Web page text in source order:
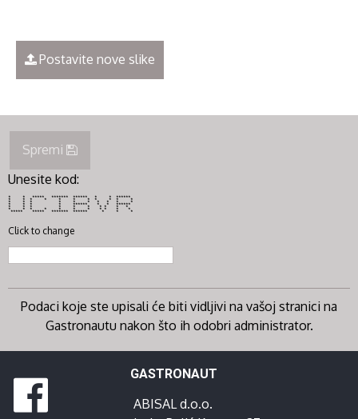
Postavite nove slike
Spremi
Unesite kod:
* * ***** ******* ****** * * ******
* * * * * * * * * * *
* * * * * * * * * *
* * * * ****** * * ******
* * * * * * * * * *
* * * * * * * * * * *
***** ***** ******* ****** * * *
Click to change
Podaci koje ste upisali će biti vidljivi na vašoj stranici na
Gastronautu nakon što ih odobri administrator.
GASTRONAUT
ABISAL d.o.o.